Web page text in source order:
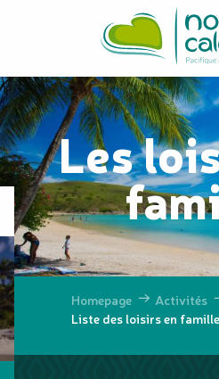
principal
Les
Homepage Activités
Liste des loisirs en famille